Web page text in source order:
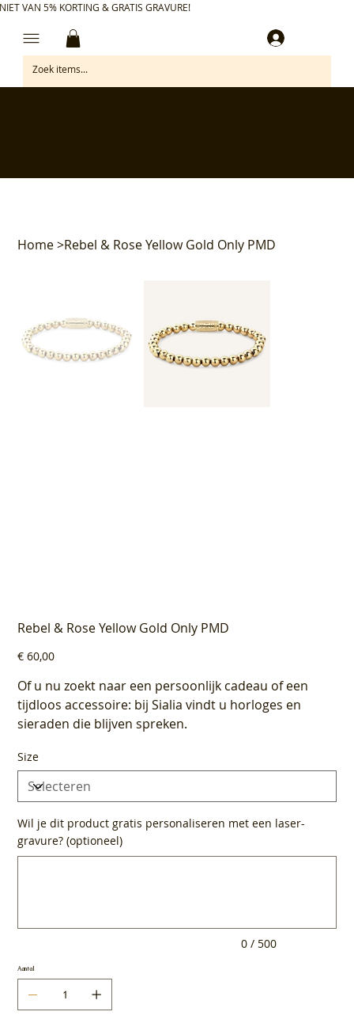
VAN 5% KORTING & GRATIS GRAVURE!
Home>Rebel & Rose Yellow Gold Only PMD
Rebel & Rose Yellow Gold Only PMD
Prijs
€ 60,00
Of u nu zoekt naar een persoonlijk cadeau of een
tijdloos accessoire: bij Sialia vindt u horloges en
sieraden die blijven spreken.
Size
Wil je dit product gratis personaliseren met een laser-
gravure? (optioneel)
0 / 500
Aantal